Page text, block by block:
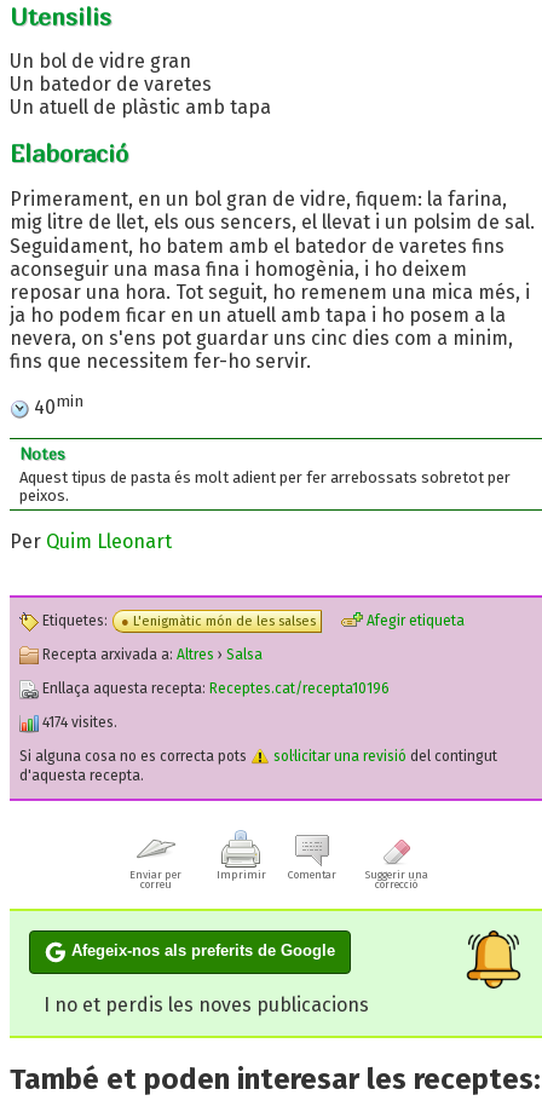
Utensilis
Un bol de vidre gran
Un batedor de varetes
Un atuell de plàstic amb tapa
Elaboració
Primerament, en un bol gran de vidre, fiquem: la farina,
mig litre de llet, els ous sencers, el llevat i un polsim de sal.
Seguidament, ho batem amb el batedor de varetes fins
aconseguir una masa fina i homogènia, i ho deixem
reposar una hora. Tot seguit, ho remenem una mica més, i
ja ho podem ficar en un atuell amb tapa i ho posem a la
nevera, on s'ens pot guardar uns cinc dies com a minim,
fins que necessitem fer-ho servir.
40min
Notes
Aquest tipus de pasta és molt adient per fer arrebossats sobretot per
peixos.
Per Quim Lleonart
Etiquetes: L'enigmàtic món de les salses
Afegir etiqueta
Recepta arxivada a: Altres › Salsa
Enllaça aquesta recepta: Receptes.cat/recepta10196
4174 visites.
Si alguna cosa no es correcta pots
sol·licitar una revisió del contingut
d'aquesta recepta.
Enviar per
correu
Imprimir Comentar
Suggerir una
correcció
Afegeix-nos als preferits de Google
I no et perdis les noves publicacions
També et poden interesar les receptes: